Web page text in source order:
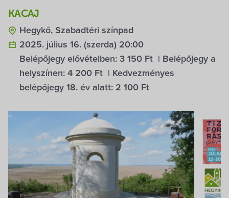
KACAJ
Hegykő, Szabadtéri színpad
2025. július 16. (szerda) 20:00
Belépőjegy elővételben: 3 150 Ft | Belépőjegy a
helyszínen: 4 200 Ft | Kedvezményes
belépőjegy 18. év alatt: 2 100 Ft